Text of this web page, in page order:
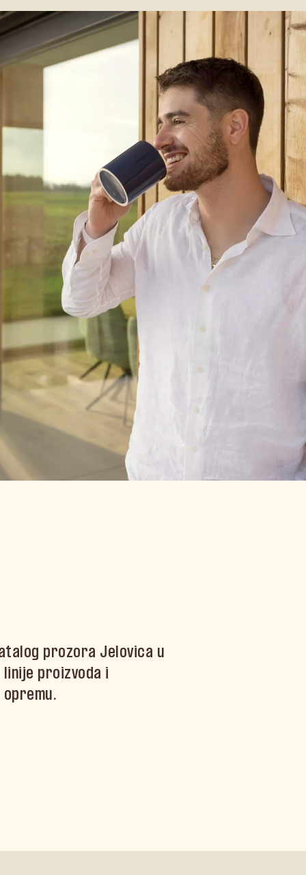
prozora Jelovica u
linije proizvoda i